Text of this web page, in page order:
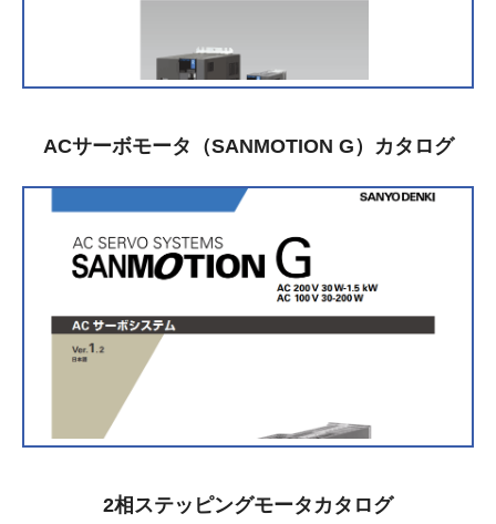
ACサーボモータ（SANMOTION G）カタログ
2相ステッピングモータカタログ